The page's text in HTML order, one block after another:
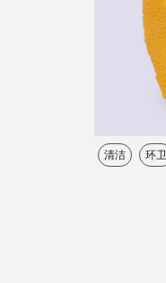
清洁 环卫